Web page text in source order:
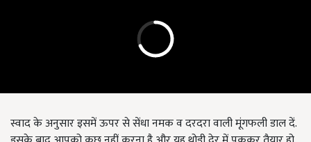
स्वाद के अनुसार इसमें ऊपर से सेंधा नमक व दरदरा वाली मूंगफली डाल दें.